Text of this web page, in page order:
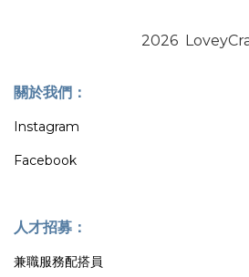
2026
關於我們：
Instagram
Facebook
人才招募：
兼職服務配搭員